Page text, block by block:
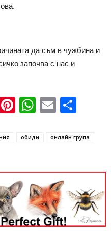
да съм в чужбина и
започва с нас и
LinkedIn
Pinterest
WhatsApp
Email
обиди
онлайн група